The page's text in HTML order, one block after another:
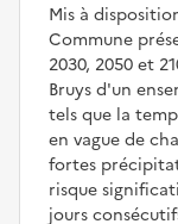
Mis à
Commune
2030, 2050 et
Bruys d'un
tels que la
en vague de
fortes
risque
jours